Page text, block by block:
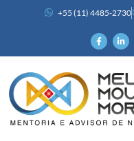
+55 (11) 4485-2730